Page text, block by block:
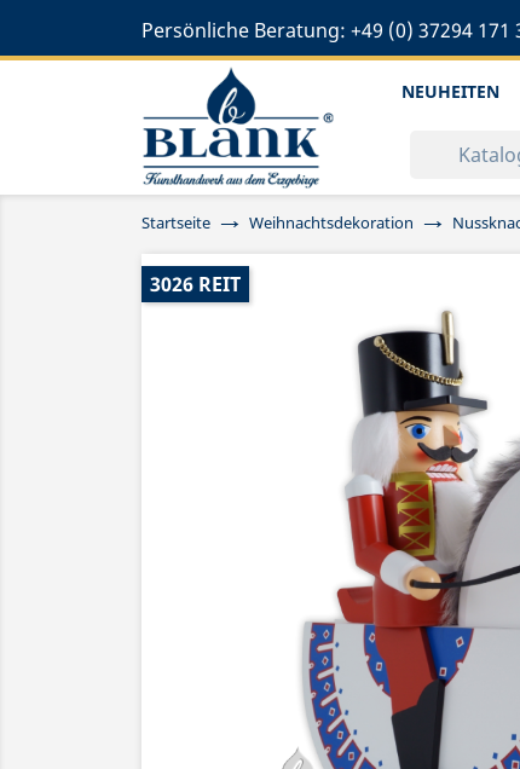
Persönliche Beratung: +49 (0) 37294 171
NEUHEITEN
Startseite Weihnachtsdekoration
3026 REIT